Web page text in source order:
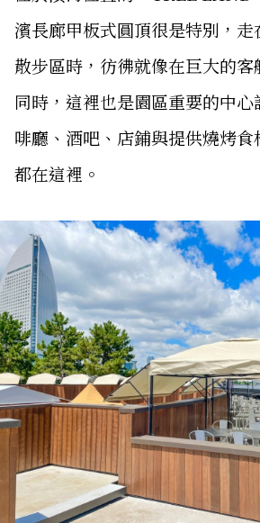
濱長廊甲板式圓頂很是特別，
散步區時，彷彿就像在巨大的客
同時，這裡也是園區重要的中
啡廳、酒吧、店鋪與提供燒烤
都在這裡。